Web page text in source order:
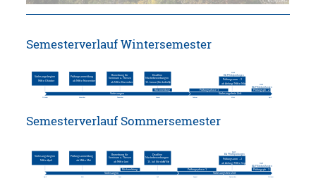
Semesterverlauf Wintersemester
Semesterverlauf Sommersemester